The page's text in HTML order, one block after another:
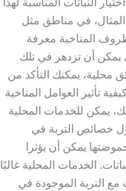
النباتات المناسبة لهذا
في مناطق مثل
المناخية معرفة
يمكن أن تزدهر في تلك
محلية، يمكنك التأكد من
تأثير العوامل المناخية
يمكن للخدمات المحلية
خصائص التربة في
يمكن أن يؤثرا
الخدمات المحلية غالبًا
التربة الموجودة في